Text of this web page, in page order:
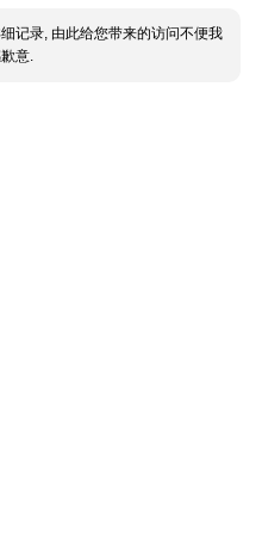
记录, 由此给您带来的访问不便我
意.